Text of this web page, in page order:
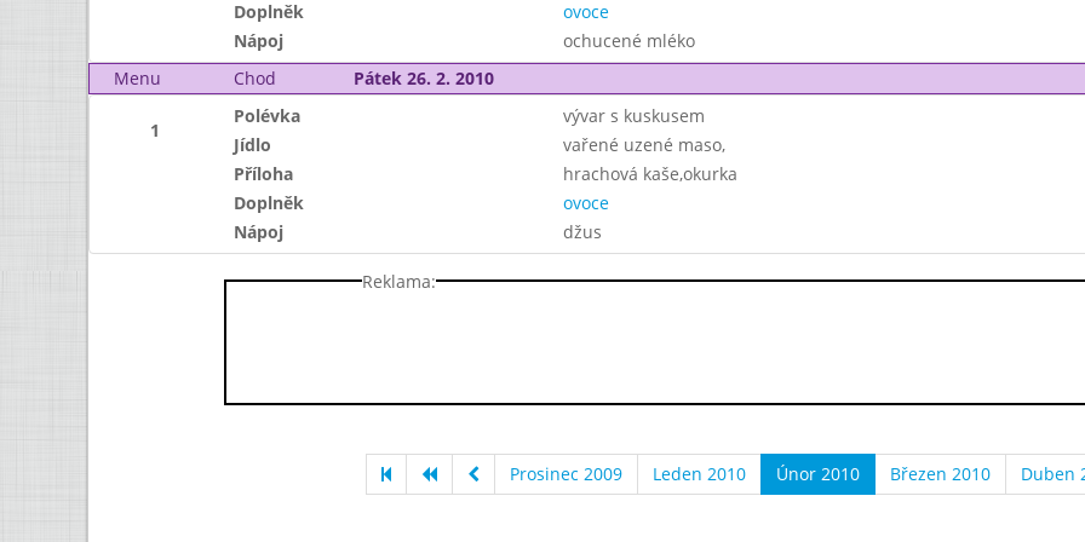
Doplněk
ovoce
Nápoj
ochucené mléko
Menu
Chod Pátek 26. 2. 2010
1
Polévka
vývar s kuskusem
Jídlo
vařené uzené maso,
Příloha
hrachová kaše,okurka
Doplněk
ovoce
Nápoj
džus
Reklama:
Prosinec 2009 Leden 2010 Únor 2010 Březen 2010 Duben